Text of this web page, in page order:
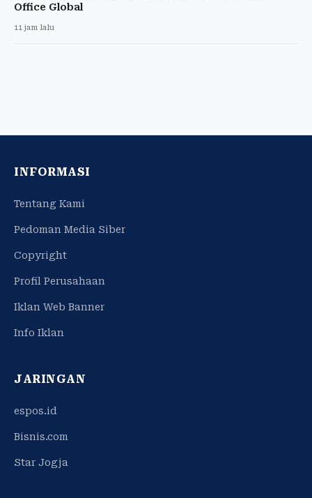
Office Global
11 jam lalu
INFORMASI
Tentang Kami
Pedoman Media Siber
Copyright
Profil Perusahaan
Iklan Web Banner
Info Iklan
JARINGAN
espos.id
Bisnis.com
Star Jogja